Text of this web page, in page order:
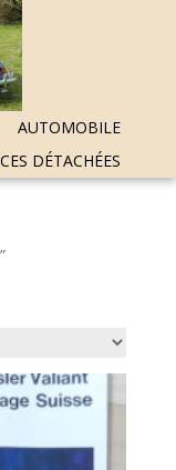
AUTOMOBILE
DÉTACHÉES